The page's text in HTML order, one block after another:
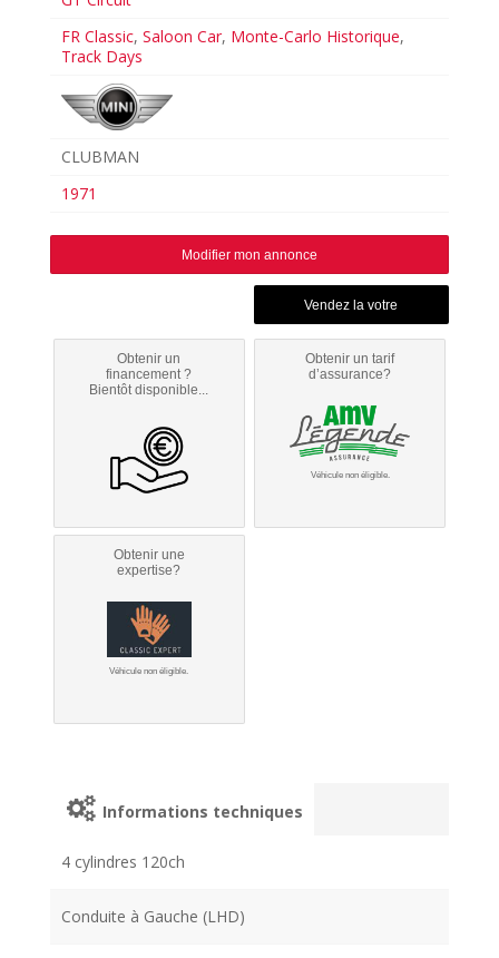
FR Classic,Saloon Car, Monte-Carlo Historique,
Track Days
CLUBMAN
1971
Modifier mon annonce
Obtenir un
financement ?
Bientôt disponible...
Obtenir un tarif
d’assurance?
Véhicule non éligible.
Obtenir une
expertise?
Véhicule non éligible.
Informations techniques
4 cylindres 120ch
Conduite à Gauche (LHD)